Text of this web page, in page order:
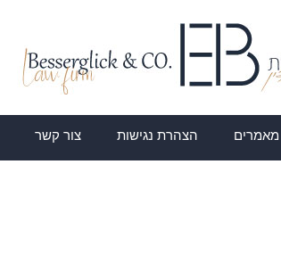
מאמרים הצהרת נגישות צור קשר